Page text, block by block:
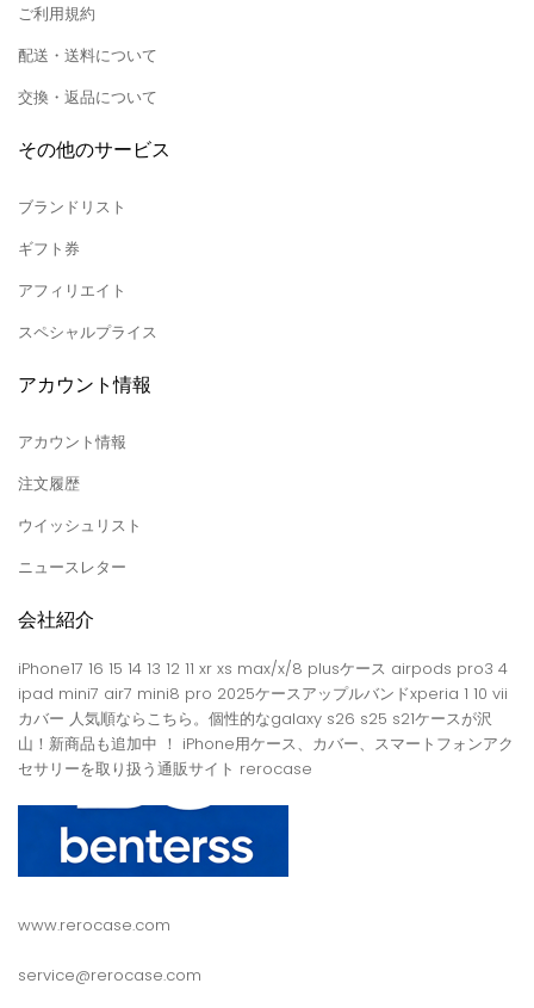
ご利用規約
配送・送料について
交換・返品について
その他のサービス
ブランドリスト
ギフト券
アフィリエイト
スペシャルプライス
アカウント情報
アカウント情報
注文履歴
ウイッシュリスト
ニュースレター
会社紹介
iPhone17 16 15 14 13 12 11 xr xs max/x/8 plusケース airpods pro3 4
ipad mini7 air7 mini8 pro 2025ケースアップルバンドxperia 1 10 vii
カバー 人気順ならこちら。個性的なgalaxy s26 s25 s21ケースが沢
山！新商品も追加中 ！ iPhone用ケース、カバー、スマートフォンアク
セサリーを取り扱う通販サイト rerocase
www.rerocase.com
service@rerocase.com